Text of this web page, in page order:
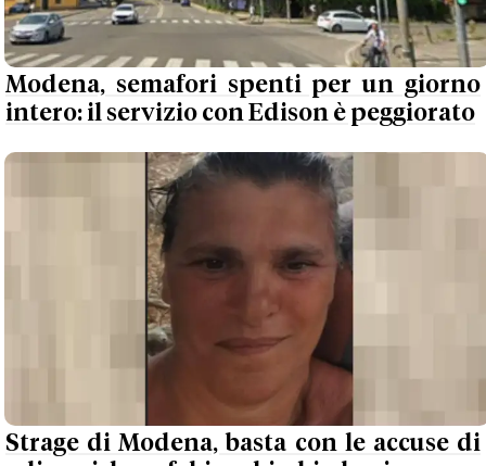
Modena, semafori spenti per un giorno
intero: il servizio con Edison è peggiorato
Strage di Modena, basta con le accuse di